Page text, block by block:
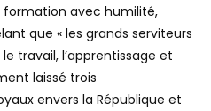
avec humilité,
que « les grands serviteurs
travail, l’apprentissage et
laissé trois
envers la République et